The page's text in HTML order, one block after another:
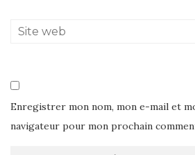
Enregistrer mon nom, mon e-mail et
navigateur pour mon prochain